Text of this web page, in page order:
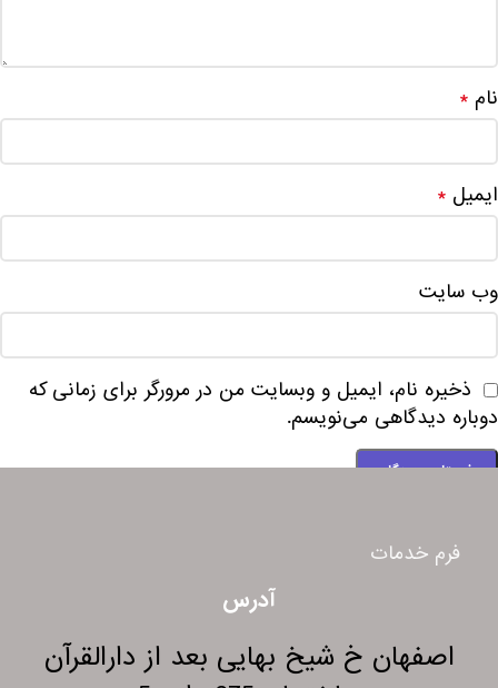
نام *
ایمیل *
وب‌ سایت
ذخیره نام، ایمیل و وبسایت من در مرورگر برای زمانی که
دوباره دیدگاهی می‌نویسم.
فرم خدمات
آدرس
اصفهان خ شیخ بهایی بعد از دارالقرآن